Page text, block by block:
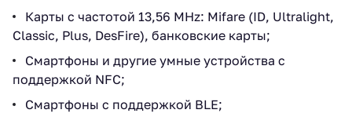
Карты с частотой 13,56 MHz: Mifare (ID, Ultralight,
Classic, Plus, DesFire), банковские карты;
Смартфоны и другие умные устройства с
поддержкой NFC;
Смартфоны с поддержкой BLE;